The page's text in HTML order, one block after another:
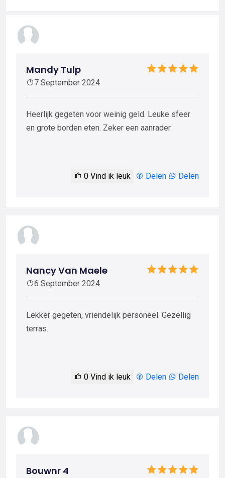
Mandy Tulp
7 September 2024
Heerlijk gegeten voor weinig geld. Leuke sfeer
en grote borden eten. Zeker een aanrader.
0 Vind ik leuk Delen Delen
Nancy Van Maele
6 September 2024
Lekker gegeten, vriendelijk personeel. Gezellig
terras.
0 Vind ik leuk Delen Delen
Bouwnr 4